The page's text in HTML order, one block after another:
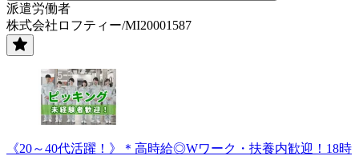
派遣労働者
株式会社ロフティー/MI20001587
《20～40代活躍！》＊高時給◎Wワーク・扶養内歓迎！18時